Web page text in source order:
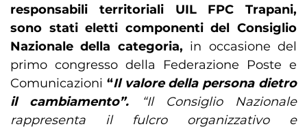
responsabili territoriali UIL FPC Trapani,
sono stati eletti componenti del Consiglio
Nazionale della categoria, in occasione del
primo congresso della Federazione Poste e
Comunicazioni “Il valore della persona dietro
il cambiamento”.
“Il Consiglio Nazionale
rappresenta il fulcro organizzativo e